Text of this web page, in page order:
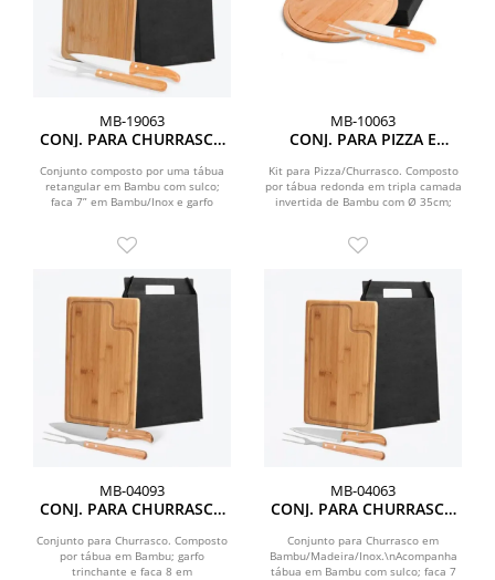
MB-19063
CONJ. PARA CHURRASCO
INOX DALLAS - 3 PÇS
Conjunto composto por uma tábua
retangular em Bambu com sulco;
faca 7” em Bambu/Inox e garfo
MB-10063
CONJ. PARA PIZZA E
BAMBU/MADEIRA/INOX -
35CM - 3 PÇS
Kit para Pizza/Churrasco. Composto
por tábua redonda em tripla camada
invertida de Bambu com Ø 35cm;
MB-04093
CONJ. PARA CHURRASCO
INOX TEXAS - 3 PÇS
Conjunto para Churrasco. Composto
por tábua em Bambu; garfo
trinchante e faca 8 em
MB-04063
CONJ. PARA CHURRASCO
/INOX TEXAS - 3 PÇS
Conjunto para Churrasco em
Bambu/Madeira/Inox.\nAcompanha
tábua em Bambu com sulco; faca 7